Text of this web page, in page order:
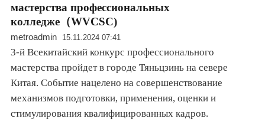
мастерства профессиональных
колледже（WVCSC)
metroadmin 15.11.2024 07:41
3-й Всекитайский конкурс профессионального
мастерства пройдет в городе Тяньцзинь на севере
Китая. Событие нацелено на совершенствование
механизмов подготовки, применения, оценки и
стимулирования квалифицированных кадров.